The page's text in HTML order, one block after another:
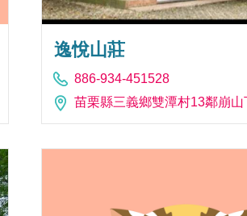
逸悅山莊
886-934-451528
苗栗縣三義鄉雙潭村13鄰崩山